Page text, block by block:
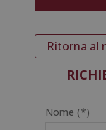
Ritorna al
Nome (*)